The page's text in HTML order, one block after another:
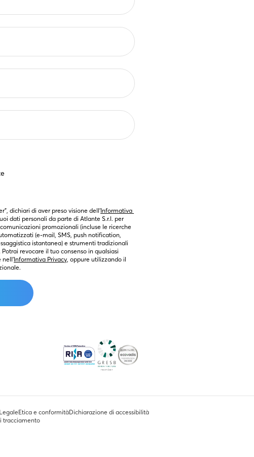
dichiari di aver preso visione dell’Informativa
dati personali da parte di Atlante S.r.l. per
promozionali (incluse le ricerche
(e-mail, SMS, push notification,
istantanea) e strumenti tradizionali
revocare il tuo consenso in qualsiasi
Informativa Privacy, oppure utilizzando il
Etica e conformitàDichiarazione di accessibilità
tracciamento